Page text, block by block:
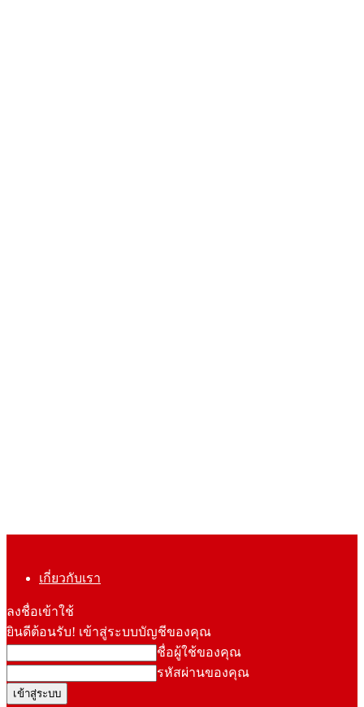
เกี่ยวกับเรา
ลงชื่อเข้าใช้
ยินดีต้อนรับ! เข้าสู่ระบบบัญชีของคุณ
ชื่อผู้ใช้ของคุณ
รหัสผ่านของคุณ